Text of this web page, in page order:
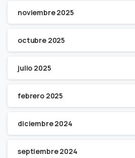
noviembre 2025
octubre 2025
julio 2025
febrero 2025
diciembre 2024
septiembre 2024